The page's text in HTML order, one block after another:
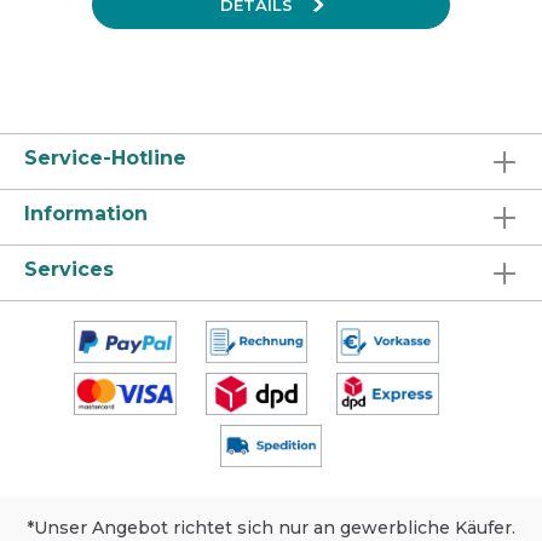
mm AQL 1.5 EN 420, EN ISO 374-1 bis 5,
EN 16523-1, EN 455-1 bis 4, ISO 2859,
gegen chemische Einwirkung) Geeignet
für Lebensmittelkontakt gem.
Verordnung (EC) 1935/2004 Größe: M (7-
= 10 Packungen
DETAILS
Service-Hotline
Information
Services
*Unser Angebot richtet sich nur an gewerbliche Käufer.